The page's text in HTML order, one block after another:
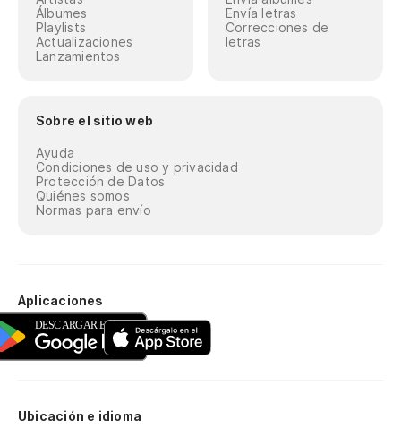
Álbumes
Playlists
Actualizaciones
Lanzamientos
Envía letras
Correcciones de
letras
Sobre el sitio web
Ayuda
Condiciones de uso y privacidad
Protección de Datos
Quiénes somos
Normas para envío
Aplicaciones
Ubicación e idioma